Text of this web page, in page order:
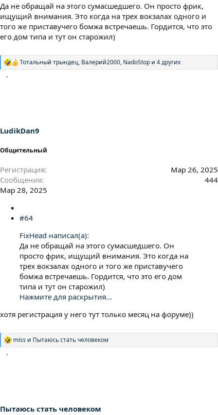
Да не обращай на этого сумасшедшего. Он просто фрик,
ищущий внимания. Это когда на трех вокзалах одного и
того же приставучего бомжа встречаешь. Гордится, что это
его дом типа и тут он старожил)
Р
Тотальный трындец, Валерий2000, NadoStop и 4 других
LudikDan9
Общительный
Регистрация
Мар 26, 2025
Сообщения
444
Мар 28, 2025
#64
FixHead написал(а):
Да не обращай на этого сумасшедшего. Он
просто фрик, ищущий внимания. Это когда на
трех вокзалах одного и того же приставучего
бомжа встречаешь. Гордится, что это его дом
типа и тут он старожил)
Нажмите для раскрытия...
хотя регистрация у него тут только месяц на форуме))
Р
miss и Пытаюсь стать человеком
Пытаюсь стать человеком